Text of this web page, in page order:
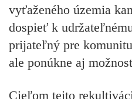
vyťaženého územia
dospieť k
prijateľný pre
ale ponúkne aj
Cieľom tejto